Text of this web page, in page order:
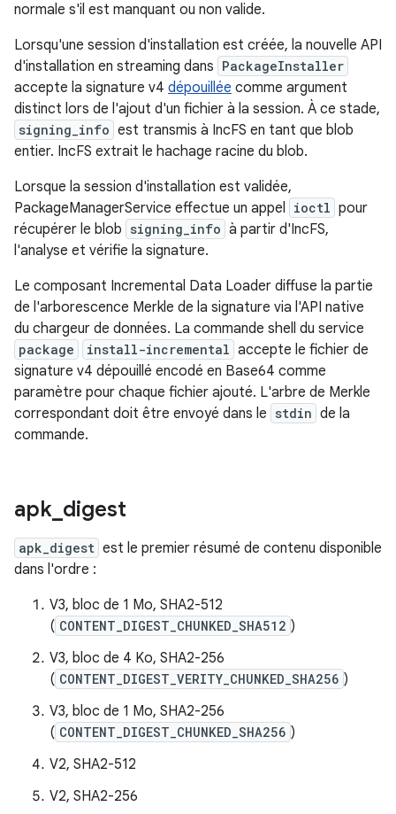
normale s'il est manquant ou non valide.
Lorsqu'une session d'installation est créée, la nouvelle API
d'installation en streaming dans PackageInstaller
accepte la signature v4 dépouillée comme argument
distinct lors de l'ajout d'un fichier à la session. À ce stade,
signing_info est transmis à IncFS en tant que blob
entier. IncFS extrait le hachage racine du blob.
Lorsque la session d'installation est validée,
PackageManagerService effectue un appel ioctl pour
récupérer le blob signing_info à partir d'IncFS,
l'analyse et vérifie la signature.
Le composant Incremental Data Loader diffuse la partie
de l'arborescence Merkle de la signature via l'API native
du chargeur de données. La commande shell du service
package install-incremental accepte le fichier de
signature v4 dépouillé encodé en Base64 comme
paramètre pour chaque fichier ajouté. L'arbre de Merkle
correspondant doit être envoyé dans le stdin de la
commande.
apk digest
apk_digest est le premier résumé de contenu disponible
dans l'ordre :
V3, bloc de 1 Mo, SHA2-512
( CONTENT_DIGEST_CHUNKED_SHA512 )
V3, bloc de 4 Ko, SHA2-256
( CONTENT_DIGEST_VERITY_CHUNKED_SHA256 )
V3, bloc de 1 Mo, SHA2-256
( CONTENT_DIGEST_CHUNKED_SHA256 )
V2, SHA2-512
V2, SHA2-256